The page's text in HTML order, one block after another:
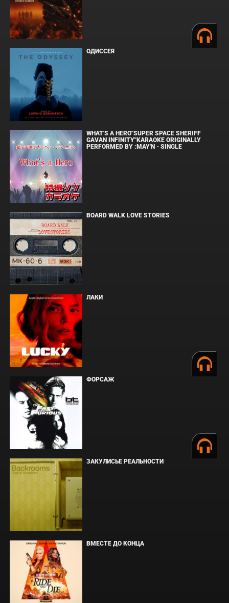
ОДИССЕЯ
WHAT'S A HERO"SUPER SPACE SHERIFF
GAVAN INFINITY"KARAOKE ORIGINALLY
PERFORMED BY :MAY'N - SINGLE
BOARD WALK LOVE STORIES
ЛАКИ
ФОРСАЖ
ЗАКУЛИСЬЕ РЕАЛЬНОСТИ
ВМЕСТЕ ДО КОНЦА